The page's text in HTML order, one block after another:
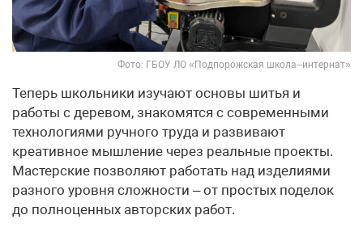
Фото: ГБОУ ЛО «Подпорожская школа–интернат»
Теперь школьники изучают основы шитья и
работы с деревом, знакомятся с современными
технологиями ручного труда и развивают
креативное мышление через реальные проекты.
Мастерские позволяют работать над изделиями
разного уровня сложности – от простых поделок
до полноценных авторских работ.